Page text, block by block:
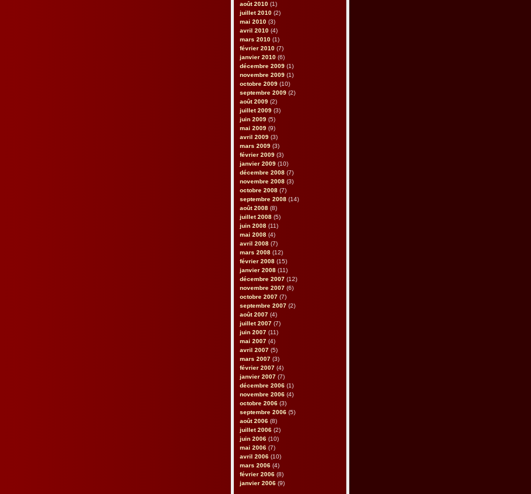
août 2010 (1)
juillet 2010 (2)
mai 2010 (3)
avril 2010 (4)
mars 2010 (1)
février 2010 (7)
janvier 2010 (6)
décembre 2009 (1)
novembre 2009 (1)
octobre 2009 (10)
septembre 2009 (2)
août 2009 (2)
juillet 2009 (3)
juin 2009 (5)
mai 2009 (9)
avril 2009 (3)
mars 2009 (3)
février 2009 (3)
janvier 2009 (10)
décembre 2008 (7)
novembre 2008 (3)
octobre 2008 (7)
septembre 2008 (14)
août 2008 (8)
juillet 2008 (5)
juin 2008 (11)
mai 2008 (4)
avril 2008 (7)
mars 2008 (12)
février 2008 (15)
janvier 2008 (11)
décembre 2007 (12)
novembre 2007 (6)
octobre 2007 (7)
septembre 2007 (2)
août 2007 (4)
juillet 2007 (7)
juin 2007 (11)
mai 2007 (4)
avril 2007 (5)
mars 2007 (3)
février 2007 (4)
janvier 2007 (7)
décembre 2006 (1)
novembre 2006 (4)
octobre 2006 (3)
septembre 2006 (5)
août 2006 (8)
juillet 2006 (2)
juin 2006 (10)
mai 2006 (7)
avril 2006 (10)
mars 2006 (4)
février 2006 (8)
janvier 2006 (9)